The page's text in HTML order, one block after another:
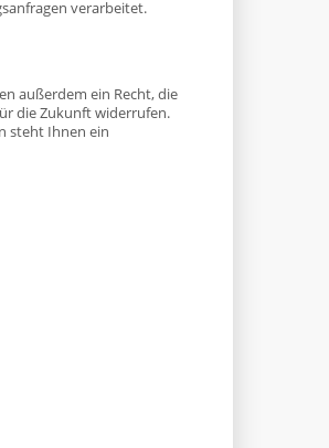
verarbeitet.
außerdem ein Recht, die
die Zukunft widerrufen.
steht Ihnen ein